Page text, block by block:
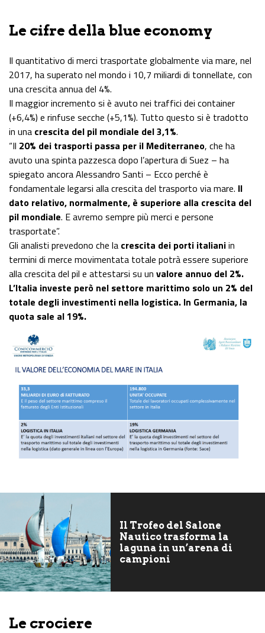
Le cifre della blue economy
Il quantitativo di merci trasportate globalmente via mare, nel
2017, ha superato nel mondo i 10,7 miliardi di tonnellate, con
una crescita annua del 4%.
Il maggior incremento si è avuto nei traffici dei container
(+6,4%) e rinfuse secche (+5,1%). Tutto questo si è tradotto
in una crescita del pil mondiale del 3,1%.
“Il 20% dei trasporti passa per il Mediterraneo, che ha
avuto una spinta pazzesca dopo l’apertura di Suez – ha
spiegato ancora Alessandro Santi – Ecco perché è
fondamentale legarsi alla crescita del trasporto via mare. Il
dato relativo, normalmente, è superiore alla crescita del
pil mondiale. E avremo sempre più merci e persone
trasportate”.
Gli analisti prevedono che la crescita dei porti italianiin
termini di merce movimentata totale potrà essere superiore
alla crescita del pil e attestarsi su un valore annuo del 2%.
L’Italia investe però nel settore marittimo solo un 2% del
totale degli investimenti nella logistica. In Germania, la
quota sale al 19%.
Il Trofeo del Salone
Nautico trasforma la
laguna in un’arena di
campioni
Le crociere